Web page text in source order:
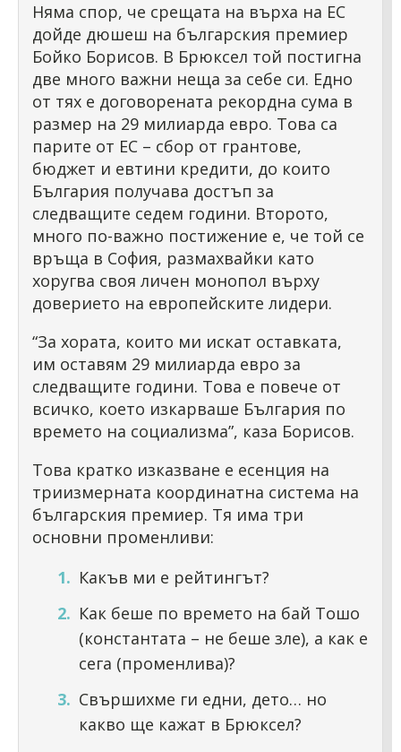
Няма спор, че срещата на върха на ЕС
дойде дюшеш на българския премиер
Бойко Борисов. В Брюксел той постигна
две много важни неща за себе си. Едно
от тях е договорената рекордна сума в
размер на 29 милиарда евро. Това са
парите от ЕС – сбор от грантове,
бюджет и евтини кредити, до които
България получава достъп за
следващите седем години. Второто,
много по-важно постижение е, че той се
връща в София, размахвайки като
хоругва своя личен монопол върху
доверието на европейските лидери.
“За хората, които ми искат оставката,
им оставям 29 милиарда евро за
следващите години. Това е повече от
всичко, което изкарваше България по
времето на социализма”, каза Борисов.
Това кратко изказване е есенция на
триизмерната координатна система на
българския премиер. Тя има три
основни променливи:
Какъв ми е рейтингът?
Как беше по времето на бай Тошо
(константата – не беше зле), а как е
сега (променлива)?
Свършихме ги едни, дето… но
какво ще кажат в Брюксел?